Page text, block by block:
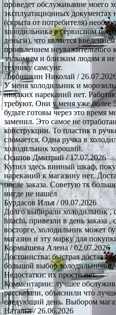
проведет обслуживание моего
эксплуатационных документах
(скрыта от потребителя)
холодильника в сервисном
деньги), что является
проявлением
знакомым и близким людям я
технику самсунг.
Любишкин Николай /
У меня холодильник и
никаких нареканий нет.
требуют. Они у меня уже более
будьте готовы через это время
заменил. Это самое не
конструкции. То пластик в
сломается. Одна ручка в
холодильник хороший.
Осипов Дмитрий/ 17.07.2026
Купил здесь винный шкаф,
нареканий к магазину нет.
после заказа. Советую тк
нигде не нашёл
Бурдасов Илья/ 09.07.2026
Долго выбирали холодильник ,
hitachi, привезли в день заказа
восторге, холодильник может
магазин и эту марку для
Кормышева Алена/ 02.07.2026
Достоинства: быстрая
большой выбор холодильников
Недостатки: их просто нет.
Комментарии: лучшее
рассказали, объяснили что
следующий день. Выбором
Наталья/ 26.06.2026